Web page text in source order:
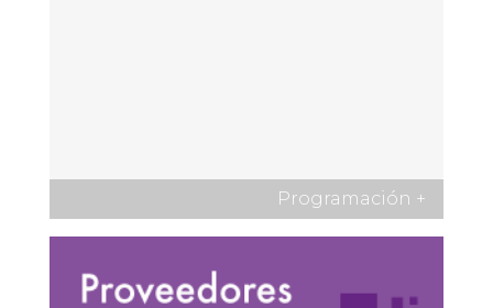
Programación +